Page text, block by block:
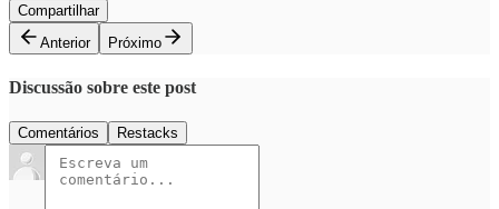
Compartilhar
Anterior
Próximo
Discussão sobre este post
Comentários Restacks